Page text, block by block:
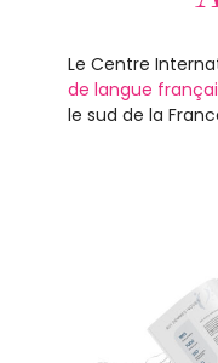
Le Centre
de langue
le sud de la